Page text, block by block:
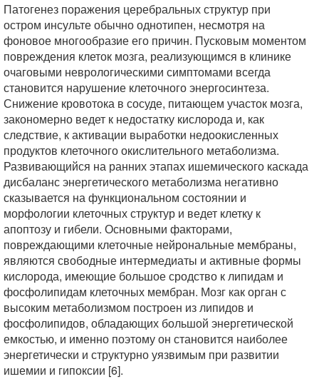
Патогенез поражения церебральных структур при
остром инсульте обычно однотипен, несмотря на
фоновое многообразие его причин. Пусковым моментом
повреждения клеток мозга, реализующимся в клинике
очаговыми неврологическими симптомами всегда
становится нарушение клеточного энергосинтеза.
Снижение кровотока в сосуде, питающем участок мозга,
закономерно ведет к недостатку кислорода и, как
следствие, к активации выработки недоокисленных
продуктов клеточного окислительного метаболизма.
Развивающийся на ранних этапах ишемического каскада
дисбаланс энергетического метаболизма негативно
сказывается на функциональном состоянии и
морфологии клеточных структур и ведет клетку к
апоптозу и гибели. Основными факторами,
повреждающими клеточные нейрональные мембраны,
являются свободные интермедиаты и активные формы
кислорода, имеющие большое сродство к липидам и
фосфолипидам клеточных мембран. Мозг как орган с
высоким метаболизмом построен из липидов и
фосфолипидов, обладающих большой энергетической
емкостью, и именно поэтому он становится наиболее
энергетически и структурно уязвимым при развитии
ишемии и гипоксии [6].